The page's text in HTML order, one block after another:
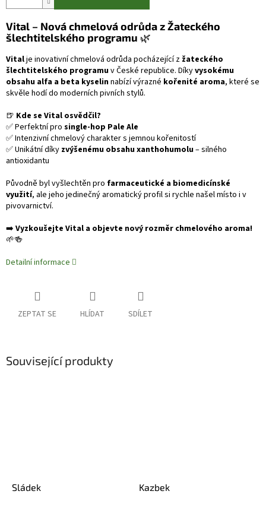
Vital – Nová chmelová odrůda z Žateckého
šlechtitelského programu 🌿
Vitalje inovativní chmelová odrůda pocházející z žateckého
šlechtitelského programuv České republice. Díkyvysokému
obsahu alfa a beta kyselinnabízí výrazné kořenité aroma, které se
skvěle hodí do moderních pivních stylů.
🍺 Kde se Vital osvědčil?
✅ Perfektní pro single-hop Pale Ale
✅ Intenzivní chmelový charakter s jemnou kořenitostí
✅ Unikátní díky zvýšenému obsahu xanthohumolu– silného
antioxidantu
Původně byl vyšlechtěn pro farmaceutické a biomedicínské
využití, ale jeho jedinečný aromatický profil si rychle našel místo i v
pivovarnictví.
➡️ Vyzkoušejte Vital a objevte nový rozměr chmelového aroma!
🌱🍻
Detailní informace
ZEPTAT SE HLÍDAT SDÍLET
Související produkty
Sládek Kazbek